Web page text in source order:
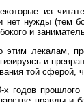
из
нет нужды (тем
и
этим лекалам,
и
той сферой,
годов прошлого